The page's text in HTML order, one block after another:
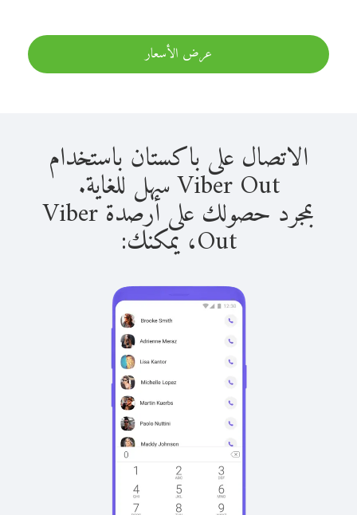
عرض الأسعار
الاتصال على باكستان باستخدام
Viber Out سهل للغاية.
بمجرد حصولك على أرصدة Viber
Out، يمكنك: